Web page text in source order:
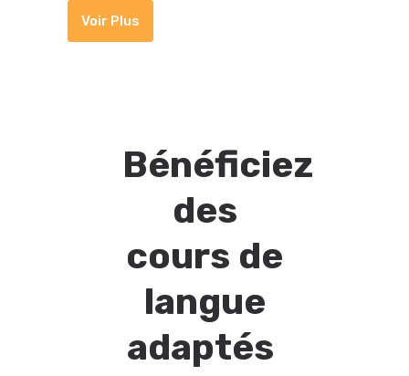
Voir Plus
Bénéficiez
des
cours de
langue
adaptés